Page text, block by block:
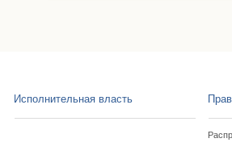
Исполнительная власть